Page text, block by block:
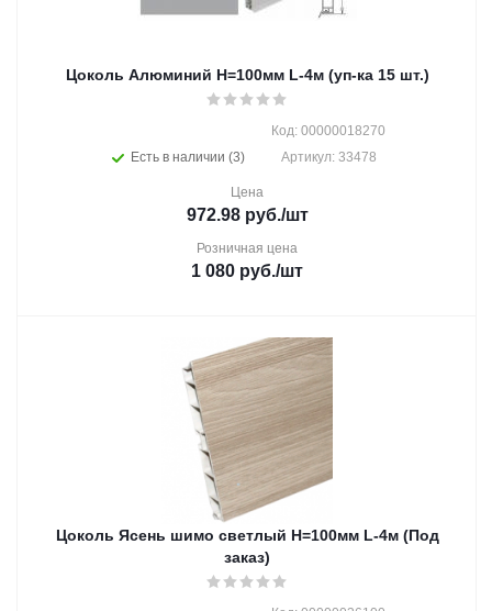
Цоколь Алюминий Н=100мм L-4м (уп-ка 15 шт.)
Есть в наличии (3)
Код: 00000018270
Артикул: 33478
Цена
972.98руб./шт
Розничная цена
1 080 руб./шт
Цоколь Ясень шимо светлый Н=100мм L-4м (Под
заказ)